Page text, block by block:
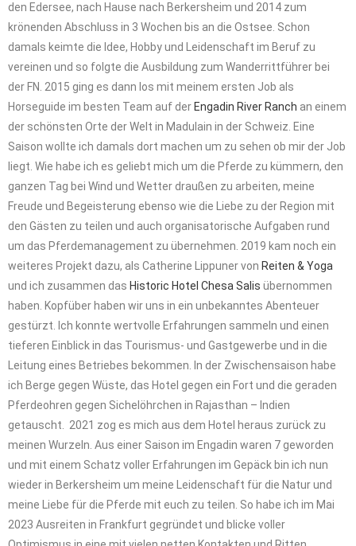
den Edersee, nach Hause nach Berkersheim und 2014 zum
krönenden Abschluss in 3 Wochen bis an die Ostsee. Schon
damals keimte die Idee, Hobby und Leidenschaft im Beruf zu
vereinen und so folgte die Ausbildung zum Wanderrittführer bei
der FN. 2015 ging es dann los mit meinem ersten Job als
Horseguide im besten Team auf der Engadin River Ranch an einem
der schönsten Orte der Welt in Madulain in der Schweiz. Eine
Saison wollte ich damals dort machen um zu sehen ob mir der Job
liegt. Wie habe ich es geliebt mich um die Pferde zu kümmern, den
ganzen Tag bei Wind und Wetter draußen zu arbeiten, meine
Freude und Begeisterung ebenso wie die Liebe zu der Region mit
den Gästen zu teilen und auch organisatorische Aufgaben rund
um das Pferdemanagement zu übernehmen. 2019 kam noch ein
weiteres Projekt dazu, als Catherine Lippuner von Reiten & Yoga
und ich zusammen das Historic Hotel Chesa Salis übernommen
haben. Kopfüber haben wir uns in ein unbekanntes Abenteuer
gestürzt. Ich konnte wertvolle Erfahrungen sammeln und einen
tieferen Einblick in das Tourismus- und Gastgewerbe und in die
Leitung eines Betriebes bekommen. In der Zwischensaison habe
ich Berge gegen Wüste, das Hotel gegen ein Fort und die geraden
Pferdeohren gegen Sichelöhrchen in Rajasthan – Indien
getauscht. 2021 zog es mich aus dem Hotel heraus zurück zu
meinen Wurzeln. Aus einer Saison im Engadin waren 7 geworden
und mit einem Schatz voller Erfahrungen im Gepäck bin ich nun
wieder in Berkersheim um meine Leidenschaft für die Natur und
meine Liebe für die Pferde mit euch zu teilen. So habe ich im Mai
2023 Ausreiten in Frankfurt gegründet und blicke voller